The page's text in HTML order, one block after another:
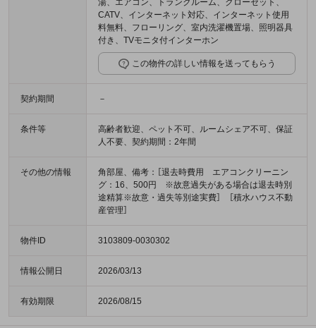
湯、エアコン、トランクルーム、クローゼット、
CATV、インターネット対応、インターネット使用
料無料、フローリング、室内洗濯機置場、照明器具
付き、TVモニタ付インターホン
この物件の詳しい情報を送ってもらう
契約期間 －
条件等
高齢者歓迎、ペット不可、ルームシェア不可、保証
人不要、契約期間：2年間
その他の情報
角部屋、備考：［退去時費用 エアコンクリーニン
グ：16、500円 ※故意過失がある場合は退去時別
途精算※故意・過失等別途実費］ ［積水ハウス不動
産管理］
物件ID 3103809-0030302
情報公開日 2026/03/13
有効期限 2026/08/15